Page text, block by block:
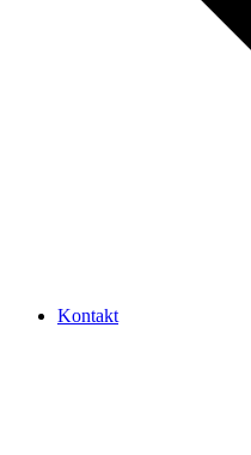
Kontakt